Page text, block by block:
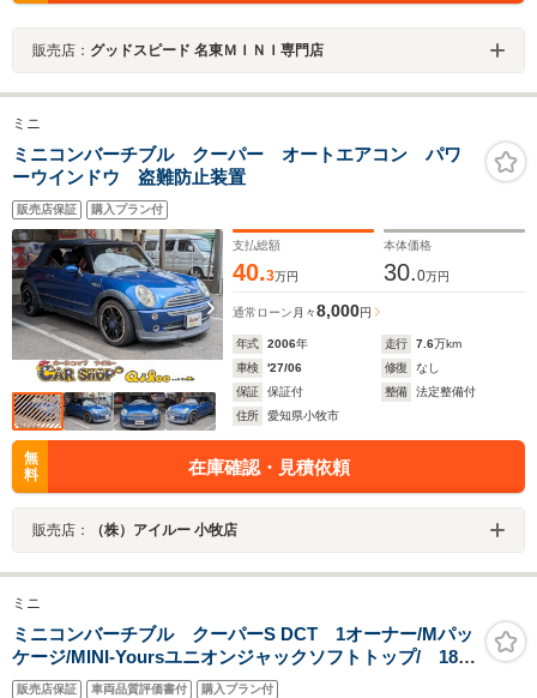
販売店： グッドスピード 名東ＭＩＮＩ専門店
ミニ
ミニコンバーチブル クーパー オートエアコン パワ
ーウインドウ 盗難防止装置
販売店保証 購入プラン付
支払総額
40.3万円
本体価格
30.0万円
通常ローン 月々8,000円
年式 2006年 走行 7.6万km
車検
'27/06 修復
なし
保証
保証付 整備
法定整備付
住所
愛知県小牧市
無
料
在庫確認・見積依頼
販売店： （株）アイルー 小牧店
ミニ
ミニコンバーチブル クーパーS DCT 1オーナー/Mパッ
ケージ/MINI‐Yoursユニオンジャックソフトトップ/ 18イ
ンチナイトフラッシュAW/ブラックミラーキャップ/
販売店保証 車両品質評価書付 購入プラン付